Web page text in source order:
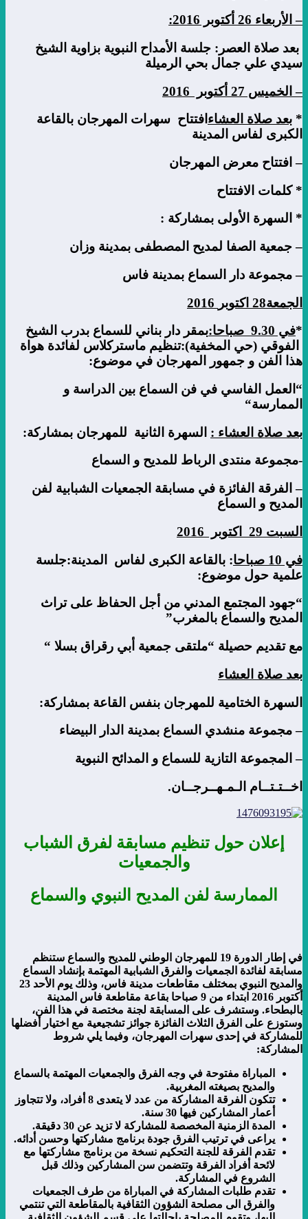
– الأربعاء 26 أكتوبر 2016:
بعد صلاة العصر : جلسة الأمداح النبوية بزاوية الشيخ
سيدي علي جمال بحي الرميلة
– الخميس 27 أكتوبر 2016
* بعد صلاة العشاء افتتاح سهرات المهرجان بالقاعة
الكبرى لفاس المدينة
– افتتاح معرض المهرجان
* كلمات الافتتاح
* السهرة الأولى بمشاركة :
– جمعية الصفا لمديح المصطفى بمدينة وزان
– مجموعة دار السماع بمدينة فاس
الجمعة28 اكتوبر
*في 9.30 صباحا:بمقر دار بناني للسماع بدرب الشيخ
الفوقي (حي المخفية):تنظيم ماستركلاس لفائدة هواة
هذا الفن و جمهور المهرجان في موضوع:
“ العمل الفاسي في فن السماع بين الدراسة و
الممارسة“
بعد صلاة العشاء : السهرة الثانية للمهرجان بمشاركة:
-مجموعة منتدى الرباط للمديح و السماع
– الفرقة الفائزة في مسابقة الجمعيات الشبابية لفن
المديح و السماع
السبت 29 اكتوبر 2016
في 10 صباحا: بالقاعة الكبرى لفاس المدينة:جلسة
علمية حول موضوع:
“جهود المجتمع المدني من أجل الحفاظ على تراث
المديح والسماع بالمغرب”
مع تقديم حصيلة “ملتقى جمعية أبي رقراق بسلا “
بعد صلاة العشاء
السهرة الختامية للمهرجان بنفس القاعة بمشاركة:
– مجموعة منشدي السماع بمدينة الدار البيضاء
– المجموعة التازية للسماع و المدائح النبوية
اخــتـتــام الـمـهــرجــان.
إعلان حول تنظيم مسابقة لفرق الشباب
والجمعيات
الممارسة لفن المديح النبوي والسماع
في إطار الدورة 19 للمهرجان الوطني للمديح والسماع ستنظم
مسابقة لفائدة الجمعيات والفرق الشبابية المهتمة بإنشاد السماع
أكتوبر 2016 ابتداء من 9 صباحا بقاعة مقاطعة فاس المدينة
بالبطحاء. وستشرف على المسابقة لجنة مختصة في هذا الفن،
وستوزع على الفرق الثلاث الفائزة جوائز تشجيعية مع اختيار أفضلها
للمشاركة في إحدى سهرات المهرجان، وفيما يلي شروط
المشاركة:
المباراة مفتوحة في وجه الفرق والجمعيات المهتمة بالسماع
والمديح بصيغته المغربية.
تتكون الفرقة المشاركة من عدد لا يتعدى 8 أفراد، ولا تتجاوز
أعمار المشاركين فيها 30 سنة.
المدة الزمنية المخصصة للمشاركة لا تزيد عن 30 دقيقة.
يراعى في ترتيب الفرق جودة برنامج مشاركتها وحسن أدائه.
تقدم الفرقة للجنة التحكيم نسخة من برنامج مشاركتها مع
لائحة أفراد الفرقة وتتضمن سن المشاركين وذلك قبل
الشروع في المشاركة.
تقدم طلبات المشاركة في المباراة من طرف الجمعيات
والفرق الى مصلحة الشؤون الثقافية بالمقاطعة التي تنتمي